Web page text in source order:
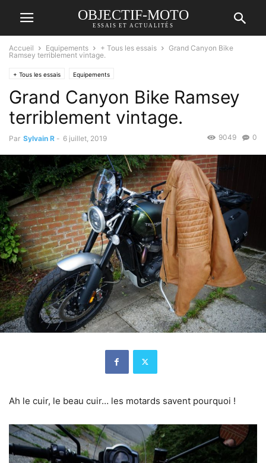
OBJECTIF-MOTO
ESSAIS ET ACTUALITÉS
Accueil Equipements + Tous les essais
Grand Canyon Bike
Ramsey terriblement vintage.
+ Tous les essais Equipements
Grand Canyon Bike Ramsey
terriblement vintage.
Par Sylvain R - 6 juillet, 2019 0
9049
Ah le cuir, le beau cuir… les motards savent pourquoi !